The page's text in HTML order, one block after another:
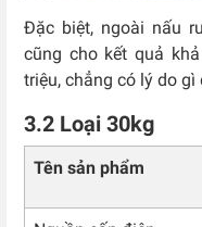
Đặc biệt, ngoài nấu
cũng cho kết quả
triệu, chẳng có lý do
3.2 Loại 30kg
Tên sản phẩm